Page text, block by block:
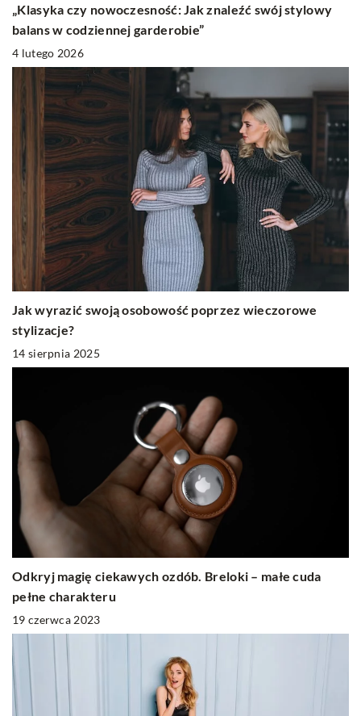
„Klasyka czy nowoczesność: Jak znaleźć swój stylowy
balans w codziennej garderobie”
4 lutego 2026
Jak wyrazić swoją osobowość poprzez wieczorowe
stylizacje?
14 sierpnia 2025
Odkryj magię ciekawych ozdób. Breloki – małe cuda
pełne charakteru
19 czerwca 2023